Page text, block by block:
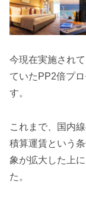
今現在実施され
ていたPP2倍プ
す。
これまで、国内
積算運賃という
象が拡大した上
た。